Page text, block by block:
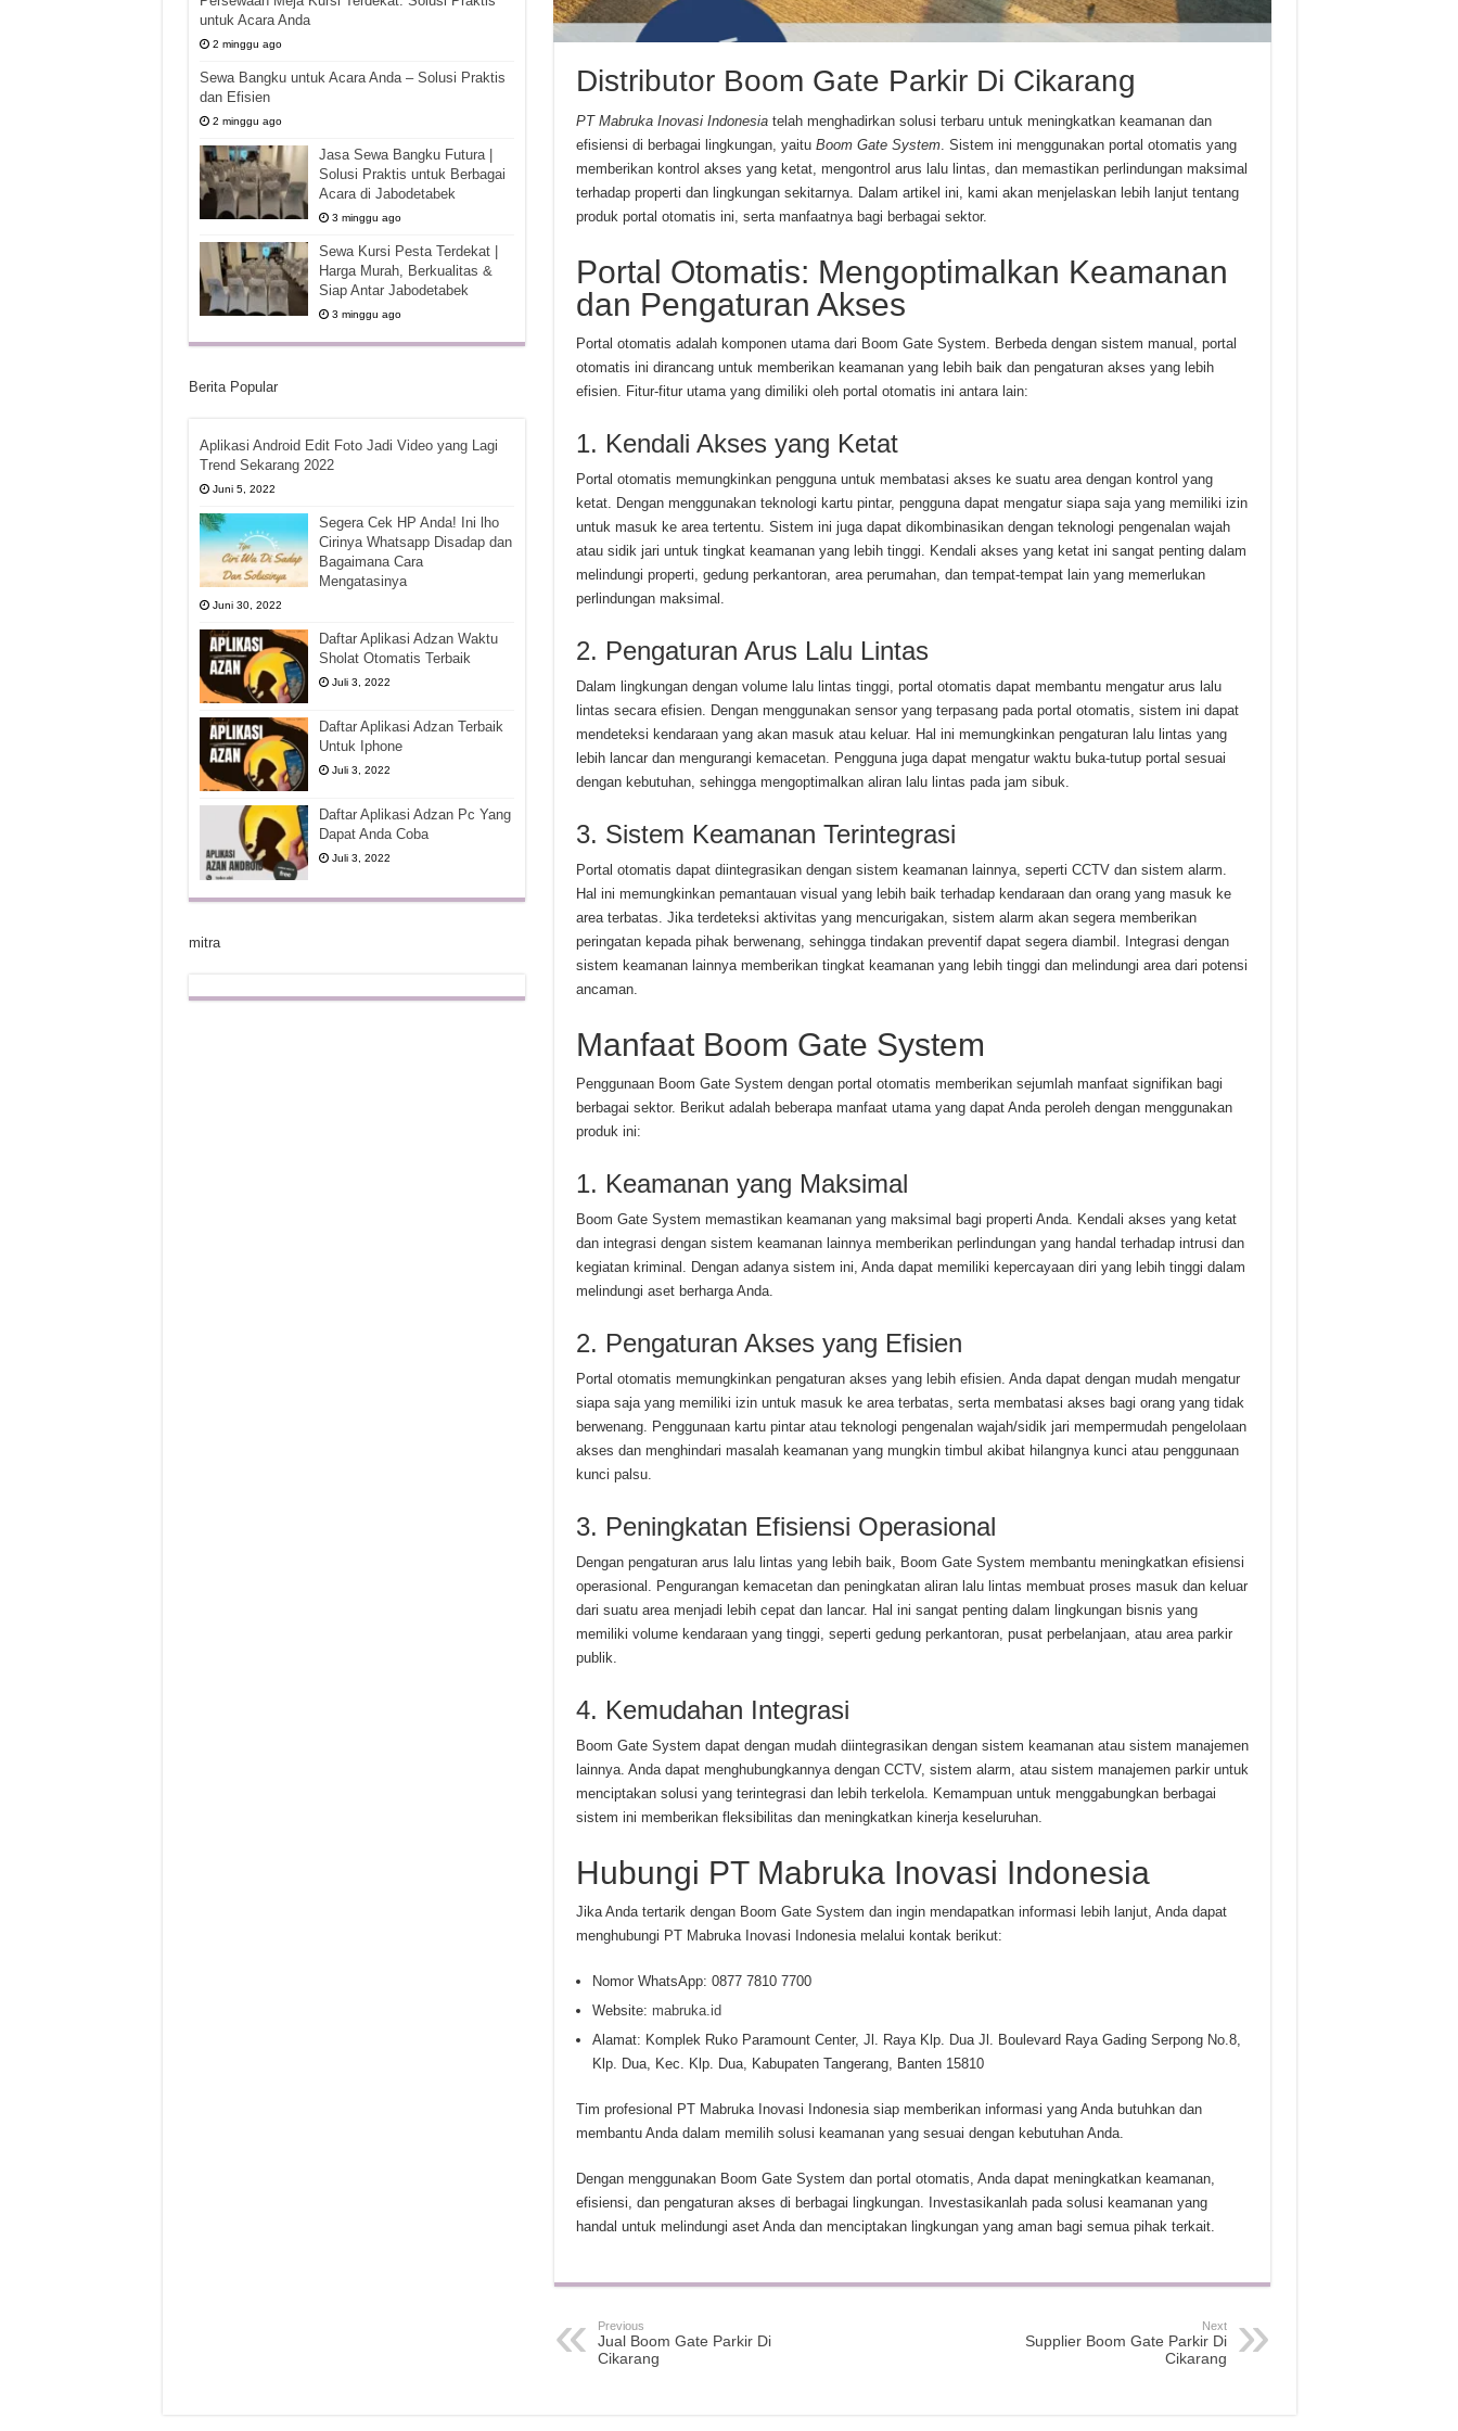
Distributor Boom Gate Parkir Di Cikarang
PT Mabruka Inovasi Indonesiatelah menghadirkan solusi terbaru untuk meningkatkan keamanan dan
efisiensi di berbagai lingkungan, yaitu Boom Gate System. Sistem ini menggunakan portal otomatis yang
memberikan kontrol akses yang ketat, mengontrol arus lalu lintas, dan memastikan perlindungan maksimal
terhadap properti dan lingkungan sekitarnya. Dalam artikel ini, kami akan menjelaskan lebih lanjut tentang
produk portal otomatis ini, serta manfaatnya bagi berbagai sektor.
Portal Otomatis: Mengoptimalkan Keamanan
dan Pengaturan Akses
Portal otomatis adalah komponen utama dari Boom Gate System. Berbeda dengan sistem manual, portal
otomatis ini dirancang untuk memberikan keamanan yang lebih baik dan pengaturan akses yang lebih
efisien. Fitur-fitur utama yang dimiliki oleh portal otomatis ini antara lain:
1. Kendali Akses yang Ketat
Portal otomatis memungkinkan pengguna untuk membatasi akses ke suatu area dengan kontrol yang
ketat. Dengan menggunakan teknologi kartu pintar, pengguna dapat mengatur siapa saja yang memiliki izin
untuk masuk ke area tertentu. Sistem ini juga dapat dikombinasikan dengan teknologi pengenalan wajah
atau sidik jari untuk tingkat keamanan yang lebih tinggi. Kendali akses yang ketat ini sangat penting dalam
melindungi properti, gedung perkantoran, area perumahan, dan tempat-tempat lain yang memerlukan
perlindungan maksimal.
2. Pengaturan Arus Lalu Lintas
Dalam lingkungan dengan volume lalu lintas tinggi, portal otomatis dapat membantu mengatur arus lalu
lintas secara efisien. Dengan menggunakan sensor yang terpasang pada portal otomatis, sistem ini dapat
mendeteksi kendaraan yang akan masuk atau keluar. Hal ini memungkinkan pengaturan lalu lintas yang
lebih lancar dan mengurangi kemacetan. Pengguna juga dapat mengatur waktu buka-tutup portal sesuai
dengan kebutuhan, sehingga mengoptimalkan aliran lalu lintas pada jam sibuk.
3. Sistem Keamanan Terintegrasi
Portal otomatis dapat diintegrasikan dengan sistem keamanan lainnya, seperti CCTV dan sistem alarm.
Hal ini memungkinkan pemantauan visual yang lebih baik terhadap kendaraan dan orang yang masuk ke
area terbatas. Jika terdeteksi aktivitas yang mencurigakan, sistem alarm akan segera memberikan
peringatan kepada pihak berwenang, sehingga tindakan preventif dapat segera diambil. Integrasi dengan
sistem keamanan lainnya memberikan tingkat keamanan yang lebih tinggi dan melindungi area dari potensi
ancaman.
Manfaat Boom Gate System
Penggunaan Boom Gate System dengan portal otomatis memberikan sejumlah manfaat signifikan bagi
berbagai sektor. Berikut adalah beberapa manfaat utama yang dapat Anda peroleh dengan menggunakan
produk ini:
1. Keamanan yang Maksimal
Boom Gate System memastikan keamanan yang maksimal bagi properti Anda. Kendali akses yang ketat
dan integrasi dengan sistem keamanan lainnya memberikan perlindungan yang handal terhadap intrusi dan
kegiatan kriminal. Dengan adanya sistem ini, Anda dapat memiliki kepercayaan diri yang lebih tinggi dalam
melindungi aset berharga Anda.
2. Pengaturan Akses yang Efisien
Portal otomatis memungkinkan pengaturan akses yang lebih efisien. Anda dapat dengan mudah mengatur
siapa saja yang memiliki izin untuk masuk ke area terbatas, serta membatasi akses bagi orang yang tidak
berwenang. Penggunaan kartu pintar atau teknologi pengenalan wajah/sidik jari mempermudah pengelolaan
akses dan menghindari masalah keamanan yang mungkin timbul akibat hilangnya kunci atau penggunaan
kunci palsu.
3. Peningkatan Efisiensi Operasional
Dengan pengaturan arus lalu lintas yang lebih baik, Boom Gate System membantu meningkatkan efisiensi
operasional. Pengurangan kemacetan dan peningkatan aliran lalu lintas membuat proses masuk dan keluar
dari suatu area menjadi lebih cepat dan lancar. Hal ini sangat penting dalam lingkungan bisnis yang
memiliki volume kendaraan yang tinggi, seperti gedung perkantoran, pusat perbelanjaan, atau area parkir
publik.
4. Kemudahan Integrasi
Boom Gate System dapat dengan mudah diintegrasikan dengan sistem keamanan atau sistem manajemen
lainnya. Anda dapat menghubungkannya dengan CCTV, sistem alarm, atau sistem manajemen parkir untuk
menciptakan solusi yang terintegrasi dan lebih terkelola. Kemampuan untuk menggabungkan berbagai
sistem ini memberikan fleksibilitas dan meningkatkan kinerja keseluruhan.
Hubungi PT Mabruka Inovasi Indonesia
Jika Anda tertarik dengan Boom Gate System dan ingin mendapatkan informasi lebih lanjut, Anda dapat
menghubungi PT Mabruka Inovasi Indonesia melalui kontak berikut:
Nomor WhatsApp: 0877 7810 7700
Website: mabruka.id
Alamat: Komplek Ruko Paramount Center, Jl. Raya Klp. Dua Jl. Boulevard Raya Gading Serpong No.8,
Klp. Dua, Kec. Klp. Dua, Kabupaten Tangerang, Banten 15810
Tim profesional PT Mabruka Inovasi Indonesia siap memberikan informasi yang Anda butuhkan dan
membantu Anda dalam memilih solusi keamanan yang sesuai dengan kebutuhan Anda.
Dengan menggunakan Boom Gate System dan portal otomatis, Anda dapat meningkatkan keamanan,
efisiensi, dan pengaturan akses di berbagai lingkungan. Investasikanlah pada solusi keamanan yang
handal untuk melindungi aset Anda dan menciptakan lingkungan yang aman bagi semua pihak terkait.
Previous
Jual Boom Gate Parkir Di
Cikarang
Next
Supplier Boom Gate Parkir Di
Cikarang
untuk Acara Anda
2 minggu ago
Sewa Bangku untuk Acara Anda – Solusi Praktis
dan Efisien
2 minggu ago
Jasa Sewa Bangku Futura |
Solusi Praktis untuk Berbagai
Acara di Jabodetabek
3 minggu ago
Sewa Kursi Pesta Terdekat |
Harga Murah, Berkualitas &
Siap Antar Jabodetabek
3 minggu ago
Berita Popular
Aplikasi Android Edit Foto Jadi Video yang Lagi
Trend Sekarang 2022
Juni 5, 2022
Segera Cek HP Anda! Ini lho
Cirinya Whatsapp Disadap dan
Bagaimana Cara
Mengatasinya
Juni 30, 2022
Daftar Aplikasi Adzan Waktu
Sholat Otomatis Terbaik
Juli 3, 2022
Daftar Aplikasi Adzan Terbaik
Untuk Iphone
Juli 3, 2022
Daftar Aplikasi Adzan Pc Yang
Dapat Anda Coba
Juli 3, 2022
mitra